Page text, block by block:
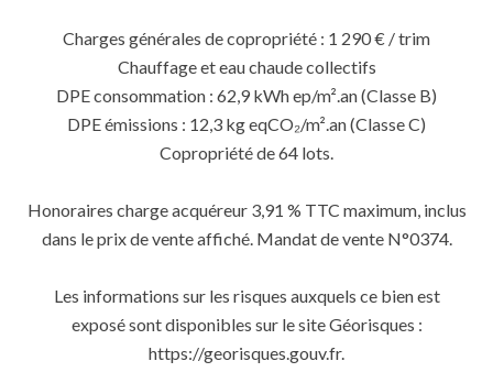
Charges générales de copropriété : 1 290 € / trim
Chauffage et eau chaude collectifs
DPE consommation : 62,9 kWh ep/m².an (Classe B)
DPE émissions : 12,3 kg eqCO₂/m².an (Classe C)
Copropriété de 64 lots.
Honoraires charge acquéreur 3,91 % TTC maximum, inclus
dans le prix de vente affiché. Mandat de vente N°0374.
Les informations sur les risques auxquels ce bien est
exposé sont disponibles sur le site Géorisques :
https://georisques.gouv.fr.